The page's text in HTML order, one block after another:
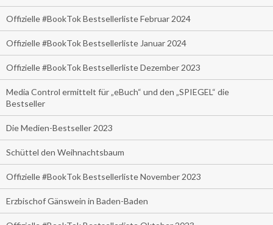
Offizielle #BookTok Bestsellerliste Februar 2024
Offizielle #BookTok Bestsellerliste Januar 2024
Offizielle #BookTok Bestsellerliste Dezember 2023
Media Control ermittelt für „eBuch“ und den „SPIEGEL“ die
Bestseller
Die Medien-Bestseller 2023
Schüttel den Weihnachtsbaum
Offizielle #BookTok Bestsellerliste November 2023
Erzbischof Gänswein in Baden-Baden